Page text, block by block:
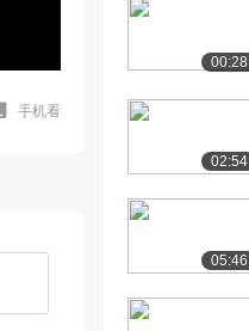
手机看
00:28
02:54
05:46